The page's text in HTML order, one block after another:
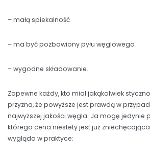
– małą spiekalność
– ma być pozbawiony pyłu węglowego
– wygodne składowanie.
Zapewne każdy, kto miał jakąkolwiek
przyzna, że powyższe jest prawdą w
najwyższej jakości węgla. Ja mogę jedynie
którego cena niestety jest już
wygląda w praktyce: